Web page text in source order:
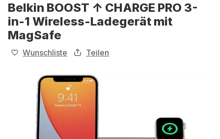
Belkin BOOST ↑ CHARGE PRO 3-
in-1 Wireless-Ladegerät mit
MagSafe
Wunschliste Teilen